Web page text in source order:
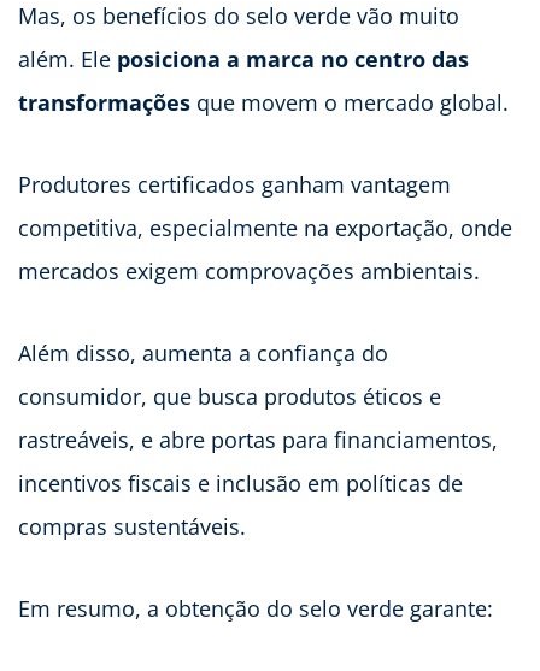
Mas, os benefícios do selo verde vão muito
além. Ele posiciona a marca no centro das
transformações que movem o mercado global.
Produtores certificados ganham vantagem
competitiva, especialmente na exportação, onde
mercados exigem comprovações ambientais.
Além disso, aumenta a confiança do
consumidor, que busca produtos éticos e
rastreáveis, e abre portas para financiamentos,
incentivos fiscais e inclusão em políticas de
compras sustentáveis.
Em resumo, a obtenção do selo verde garante: